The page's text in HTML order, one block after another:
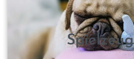
Spielzeug